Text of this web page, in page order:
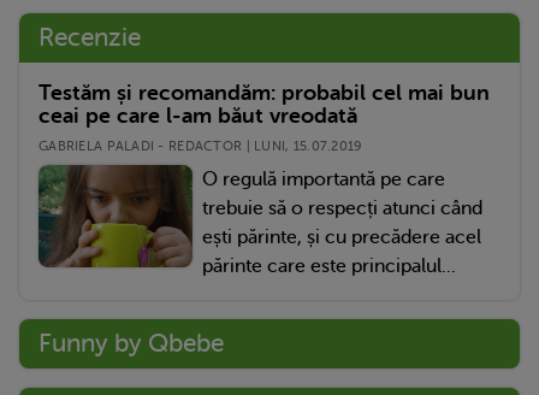
Recenzie
Testăm și recomandăm: probabil cel mai bun
ceai pe care l-am băut vreodată
GABRIELA PALADI - REDACTOR | LUNI, 15.07.2019
O regulă importantă pe care
trebuie să o respecți atunci când
ești părinte, și cu precădere acel
părinte care este principalul...
Funny by Qbebe